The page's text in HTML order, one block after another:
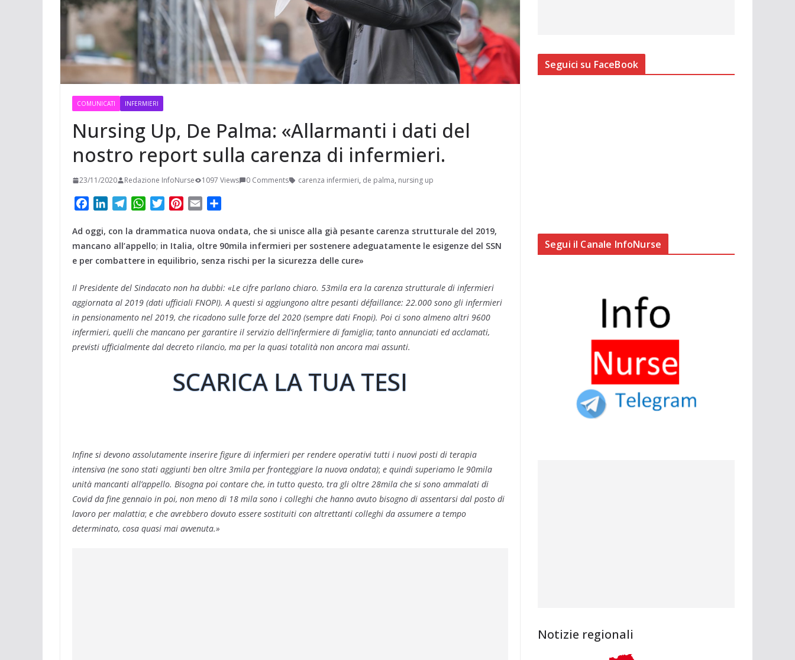
COMUNICATI INFERMIERI
Nursing Up, De Palma: «Allarmanti i dati del
nostro report sulla carenza di infermieri.
23/11/2020 Redazione InfoNurse 1097 Views 0 Comments carenza infermieri, de palma, nursing up
c
e
b
o
k
n
k
e
I
n
l
e
g
a
m
W
a
t
s
p
p
i
t
t
r
n
t
e
e
s
t
a
i
l
n
d
i
i
d
i
Ad oggi, con la drammatica nuova ondata, che si unisce alla già pesante carenza strutturale del 2019,
mancano all’appello; in Italia, oltre 90mila infermieri per sostenere adeguatamente le esigenze del SSN
e per combattere in equilibrio, senza rischi per la sicurezza delle cure»
Il Presidente del Sindacato non ha dubbi: «Le cifre parlano chiaro. 53mila era la carenza strutturale di infermieri
aggiornata al 2019 (dati ufficiali FNOPI). A questi si aggiungono altre pesanti défaillance: 22.000 sono gli infermieri
in pensionamento nel 2019, che ricadono sulle forze del 2020 (sempre dati Fnopi). Poi ci sono almeno altri 9600
infermieri, quelli che mancano per garantire il servizio dell’infermiere di famiglia; tanto annunciati ed acclamati,
previsti ufficialmente dal decreto rilancio, ma per la quasi totalità non ancora mai assunti.
SCARICA LA TUA TESI
Infine si devono assolutamente inserire figure di infermieri per rendere operativi tutti i nuovi posti di terapia
intensiva (ne sono stati aggiunti ben oltre 3mila per fronteggiare la nuova ondata); e quindi superiamo le 90mila
unità mancanti all’appello. Bisogna poi contare che, in tutto questo, tra gli oltre 28mila che si sono ammalati di
Covid da fine gennaio in poi, non meno di 18 mila sono i colleghi che hanno avuto bisogno di assentarsi dal posto di
lavoro per malattia; e che avrebbero dovuto essere sostituiti con altrettanti colleghi da assumere a tempo
determinato, cosa quasi mai avvenuta.»
Seguici su FaceBook
Segui il Canale InfoNurse
Notizie regionali